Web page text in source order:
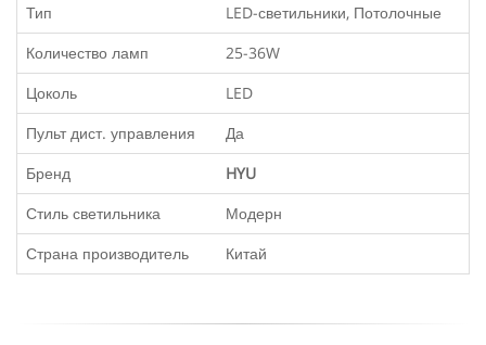
Тип
LED-светильники, Потолочные
Количество ламп
25-36W
Цоколь
LED
Пульт дист. управления
Да
Бренд
HYU
Стиль светильника
Модерн
Страна производитель
Китай